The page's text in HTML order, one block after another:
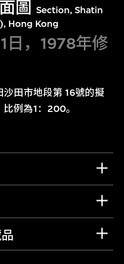
圖
Section, Shatin
Hong Kong
日，1978年修
田市地段第 16號的擬
例為1：200。